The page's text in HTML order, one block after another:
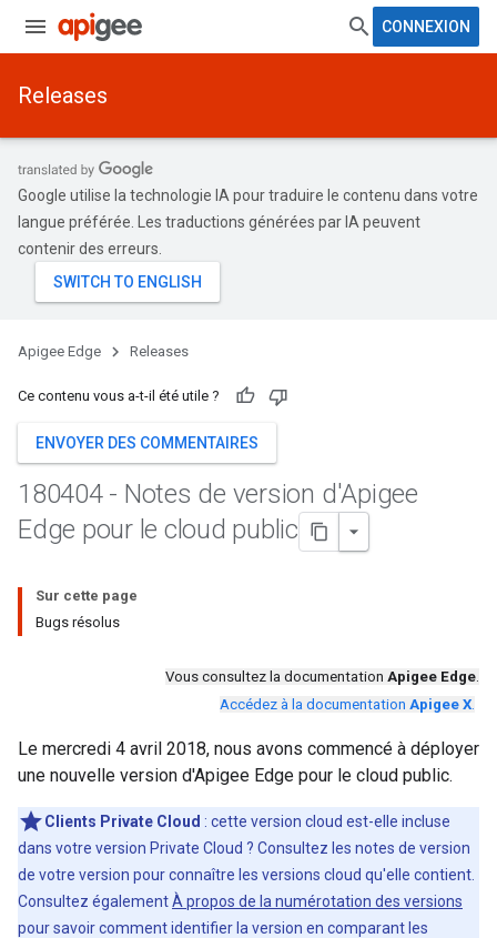
CONNEXION
Releases
Google utilise la technologie IA pour traduire le contenu dans votre
langue préférée. Les traductions générées par IA peuvent
contenir des erreurs.
Apigee Edge Releases
Ce contenu vous a-t-il été utile ?
ENVOYER DES COMMENTAIRES
180404 - Notes de version d'Apigee
Edge pour le cloud public
Sur cette page
Bugs résolus
Vous consultez la documentation Apigee Edge.
Accédez à la documentation Apigee X.
Le mercredi 4 avril 2018, nous avons commencé à déployer
une nouvelle version d'Apigee Edge pour le cloud public.
Clients Private Cloud : cette version cloud est-elle incluse
dans votre version Private Cloud ? Consultez les notes de version
de votre version pour connaître les versions cloud qu'elle contient.
Consultez égalementÀ propos de la numérotation des versions
pour savoir comment identifier la version en comparant les